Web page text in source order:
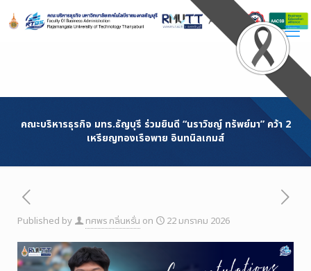
Content
คณะบริหารธุรกิจ มทร.ธัญบุรี ร่วมยินดี “นราวิชญ์ ทรัพย์มา” คว้า 2
เหรียญทองเรือพาย อินทนิลเกมส์
Published by ทศพร กลิ่นหรั่น on 22 มกราคม 2026